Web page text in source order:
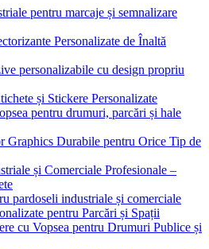
pentru marcaje și semnalizare
Personalizate de Înaltă
personalizabile cu design propriu
și Stickere Personalizate
pentru drumuri, parcări și hale
Graphics Durabile pentru Orice Tip de
și Comerciale Profesionale –
pardoseli industriale și comerciale
pentru Parcări și Spații
cu Vopsea pentru Drumuri Publice și